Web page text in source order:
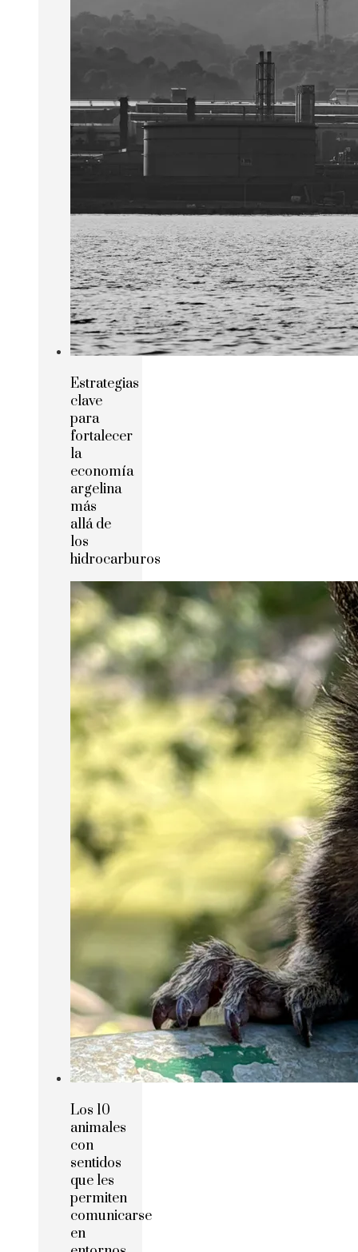
Estrategias
clave
para
fortalecer
la
economía
argelina
más
allá de
los
hidrocarburos
Los 10
animales
con
sentidos
que les
permiten
comunicarse
en